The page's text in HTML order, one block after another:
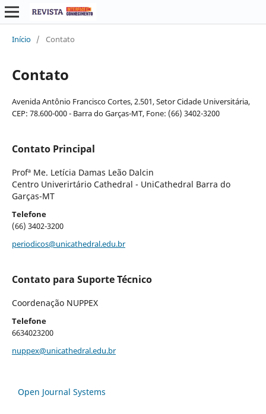
Início / Contato
Contato
Avenida Antônio Francisco Cortes, 2.501, Setor Cidade Universitária,
CEP: 78.600-000 - Barra do Garças-MT, Fone: (66) 3402-3200
Contato Principal
Profª Me. Letícia Damas Leão Dalcin
Centro Univerirtário Cathedral - UniCathedral Barra do
Garças-MT
Telefone
(66) 3402-3200
periodicos@unicathedral.edu.br
Contato para Suporte Técnico
Coordenação NUPPEX
Telefone
6634023200
nuppex@unicathedral.edu.br
Open Journal Systems